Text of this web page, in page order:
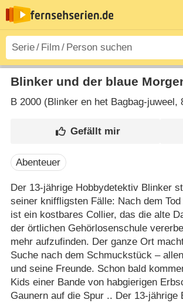
Blinker und der blaue
B2000 (Blinker en het Bagbag-juweel‎,
Abenteuer
Der 13-jährige Hobbydetektiv Blinker
seiner kniffligsten Fälle: Nach dem
ist ein kostbares Collier, das die alte
der örtlichen Gehörlosenschule
mehr aufzufinden. Der ganze Ort
Suche nach dem Schmuckstück –
und seine Freunde. Schon bald
Kids einer Bande von habgierigen
Gaunern auf die Spur .. Der 13-jährige